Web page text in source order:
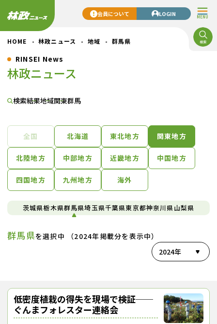
MENU
会員について LOGIN
HOME 林政ニュース 地域 群馬県
RINSEI News
林政ニュース
検索結果地域関東群馬
全国 北海道 東北地方 関東地方
北陸地方 中部地方 近畿地方 中国地方
四国地方 九州地方 海外
茨城県栃木県群馬県埼玉県千葉県東京都神奈川県山梨県
群馬県を選択中 （2024年掲載分を表示中）
2024年
低密度植栽の得失を現場で検証──
ぐんまフォレスター連絡会